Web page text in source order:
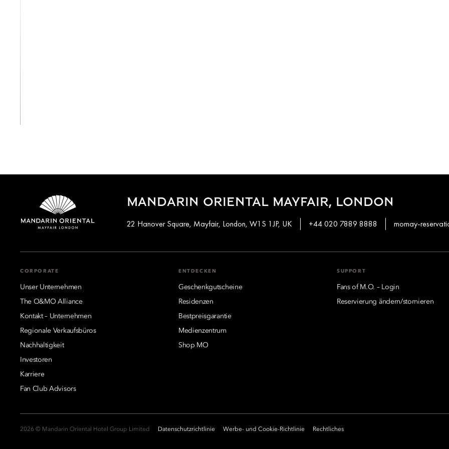
MANDARIN ORIENTAL MAYFAIR, LONDON
22 Hanover Square, Mayfair, London, W1S 1JP, UK +44 020 7889 8888 momay-
CORPORATE
Unser Unternehmen
The O&MO Alliance
Kontakt – Unternehmen
Regionale Verkaufsbüros
Nachhaltigkeit
Investoren
Karriere
Fan Club Advisors
ENTDECKEN
Geschenkgutscheine
Residenzen
Bestpreisgarantie
Medienzentrum
Shop MO
SUPPORT
Fans of M.O. – Login
Reservierung ändern/stornieren
2026 © Mandarin Oriental Hotel Group Limited Datenschutzrichtlinie Werbe- und Cookie-Richtlinie Rechtliches